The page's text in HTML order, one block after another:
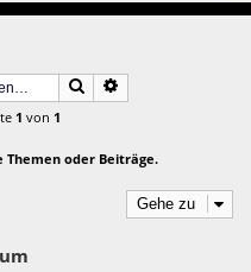
u
Suche
1 von 1
Themen oder Beiträge.
Gehe zu